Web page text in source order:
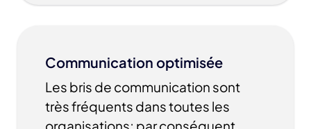
Communication optimisée
Les bris de communication sont
très fréquents dans toutes les